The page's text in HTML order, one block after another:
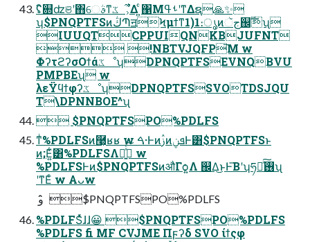
ʢิ଍ʣଞʹ΋େࣄͳػೳ͕͋Δ ͍ͨ΁ΜࢀߟʹͳΔຊ🙏✨
ʮ$PNQPTFSͷڭՊॻϞμϯͳ1)1։ൃͷجૅ஌ࣝʯ
IUUQTCPPUIQNKBJUFNT
 !NBTVJQFP͞Μ w
ΦʔτϩʔσΟϯάػೳʮDPNQPTFSEVNQBVU
PMPBEʯ w
λεΫϥϯφʔػೳʮDPNQPTFSSVOTDSJQU
T\DPNNBOE^ʯ
 $PNQPTFSPO%PDLFS
ͳͥ%PDLFSͷ࿩͕ʁʁ w ࠓ·ͰͷࢲͷܦݧͰ͸$PNQPTFSͱ
ͷ;Ε͍͋͸%PDLFSΛհ͍ͯͨ͠ w
%PDLFSͰͷ$PNQPTFSͷऔΓѻ͍Λ ஌Δ͜ͱͰ͞Βʹʮཧղͯ͠࢖͏ʯ
ʹͳΕͨ w Aᴗw
 و ̑̑ $PNQPTFSPO%PDLFS
%PDLFSͬͯɺɺ😀 $PNQPTFSPO%PDLFS
%PDLFS fi MF CVJME Πϝʔδ SVO ίϯςφ